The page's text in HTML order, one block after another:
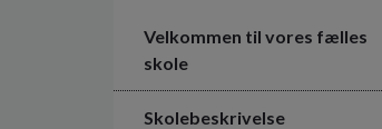
Velkommen til vores fælles
skole
Skolebeskrivelse